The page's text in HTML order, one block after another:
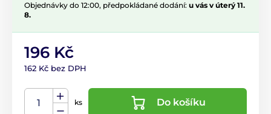
Objednávky do 12:00, předpokládané dodání: u vás v úterý 11.
8.
196 Kč
162 Kč bez DPH
ks Do košíku